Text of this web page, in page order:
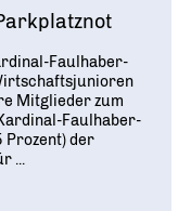
Faulhaber-
Mitglieder zum
Faulhaber-
Prozent) der
...